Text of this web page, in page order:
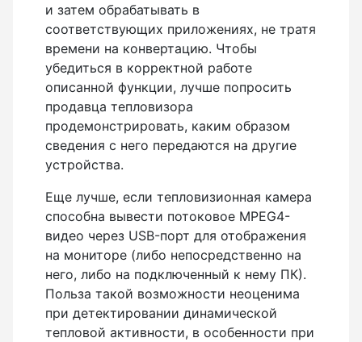
и затем обрабатывать в
соответствующих приложениях, не тратя
времени на конвертацию. Чтобы
убедиться в корректной работе
описанной функции, лучше попросить
продавца тепловизора
продемонстрировать, каким образом
сведения с него передаются на другие
устройства.
Еще лучше, если тепловизионная камера
способна вывести потоковое MPEG4-
видео через USB-порт для отображения
на мониторе (либо непосредственно на
него, либо на подключенный к нему ПК).
Польза такой возможности неоценима
при детектировании динамической
тепловой активности, в особенности при